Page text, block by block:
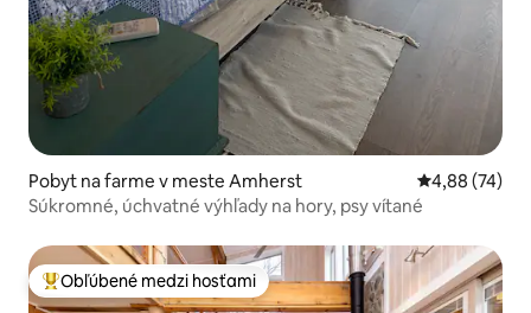
Pobyt na farme v meste Amherst Priemerné
4,88 (74)
Súkromné, úchvatné výhľady na hory, psy vítané
Najobľúbenejšie medzi hosťami
Obľúbené medzi hosťami